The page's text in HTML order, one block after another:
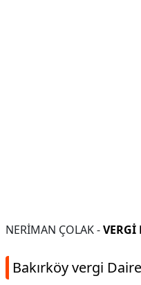
NERİMAN ÇOLAK -VERGİ
Bakırköy vergi